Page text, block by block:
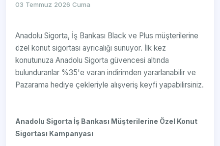
03 Temmuz 2026 Cuma
Anadolu Sigorta, İş Bankası Black ve Plus müşterilerine
özel konut sigortası ayrıcalığı sunuyor. İlk kez
konutunuza Anadolu Sigorta güvencesi altında
bulunduranlar %35'e varan indirimden yararlanabilir ve
Pazarama hediye çekleriyle alışveriş keyfi yapabilirsiniz.
Anadolu Sigorta İş Bankası Müşterilerine Özel Konut
Sigortası Kampanyası